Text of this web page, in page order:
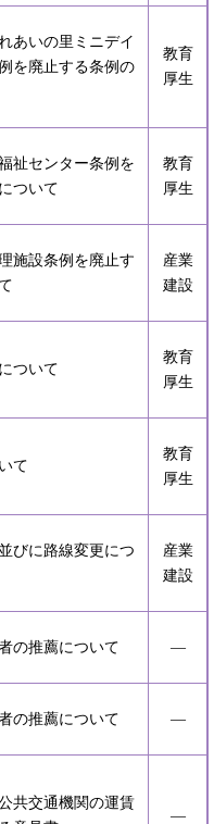
あいの里ミニデイ
を廃止する条例の
教育
厚生
祉センター条例を
ついて
教育
厚生
施設条例を廃止す
産業
建設
ついて
教育
厚生
て
教育
厚生
びに路線変更につ
産業
建設
の推薦について ―
の推薦について ―
共交通機関の運賃
―